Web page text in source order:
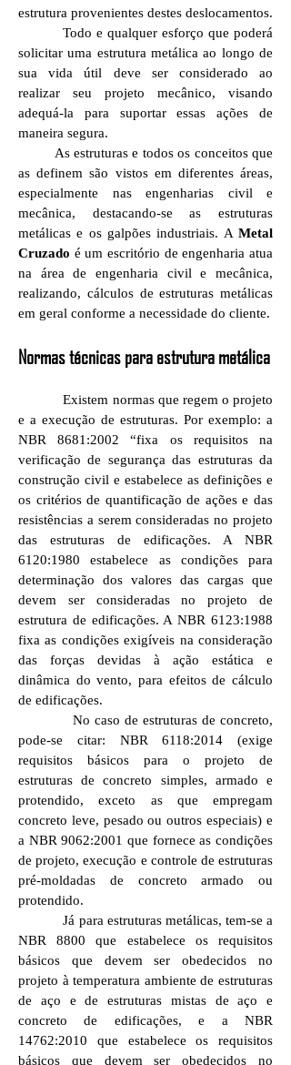
estrutura provenientes destes deslocamentos.
Todo e qualquer esforço que poderá
solicitar uma estrutura metálica ao longo de
sua vida útil deve ser considerado ao
realizar seu projeto mecânico, visando
adequá-la para suportar essas ações de
maneira segura.
As estruturas e todos os conceitos que
as definem são vistos em diferentes áreas,
especialmente nas engenharias civil e
mecânica, destacando-se as estruturas
metálicas e os galpões industriais. A Metal
Cruzado é um escritório de engenharia atua
na área de engenharia civil e mecânica,
realizando, cálculos de estruturas metálicas
em geral conforme a necessidade do cliente.
Normas técnicas para estrutura metálica
Existem normas que regem o projeto
e a execução de estruturas. Por exemplo: a
NBR 8681:2002 “fixa os requisitos na
verificação de segurança das estruturas da
construção civil e estabelece as definições e
os critérios de quantificação de ações e das
resistências a serem consideradas no projeto
das estruturas de edificações. A NBR
6120:1980 estabelece as condições para
determinação dos valores das cargas que
devem ser consideradas no projeto de
estrutura de edificações. A NBR 6123:1988
fixa as condições exigíveis na consideração
das forças devidas à ação estática e
dinâmica do vento, para efeitos de cálculo
de edificações.
No caso de estruturas de concreto,
pode-se citar: NBR 6118:2014 (exige
requisitos básicos para o projeto de
estruturas de concreto simples, armado e
protendido, exceto as que empregam
concreto leve, pesado ou outros especiais) e
a NBR 9062:2001 que fornece as condições
de projeto, execução e controle de estruturas
pré-moldadas de concreto armado ou
protendido.
Já para estruturas metálicas, tem-se a
NBR 8800 que estabelece os requisitos
básicos que devem ser obedecidos no
projeto à temperatura ambiente de estruturas
de aço e de estruturas mistas de aço e
concreto de edificações, e a NBR
14762:2010 que estabelece os requisitos
básicos que devem ser obedecidos no